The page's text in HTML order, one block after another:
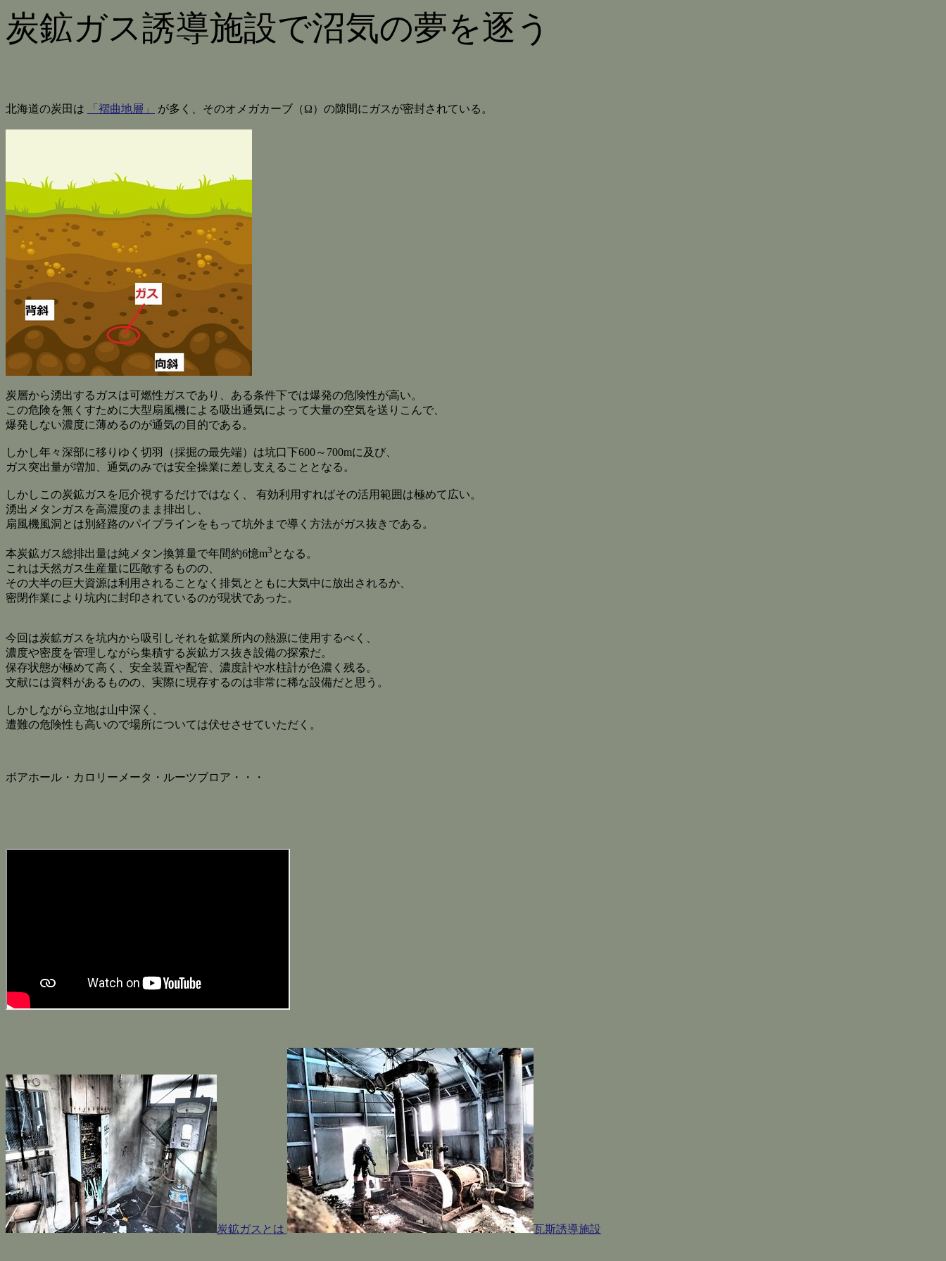
炭鉱ガス誘導施設で沼気の夢を逐う
北海道の炭田は 「褶曲地層」 が多く、そのオメガカーブ（Ω）の隙間にガスが密封されている。
炭層から湧出するガスは可燃性ガスであり、ある条件下では爆発の危険性が高い。
この危険を無くすために大型扇風機による吸出通気によって大量の空気を送りこんで、
爆発しない濃度に薄めるのが通気の目的である。
しかし年々深部に移りゆく切羽（採掘の最先端）は坑口下600～700mに及び、
ガス突出量が増加、通気のみでは安全操業に差し支えることとなる。
しかしこの炭鉱ガスを厄介視するだけではなく、 有効利用すればその活用範囲は極めて広い。
湧出メタンガスを高濃度のまま排出し、
扇風機風洞とは別経路のパイプラインをもって坑外まで導く方法がガス抜きである。
本炭鉱ガス総排出量は純メタン換算量で年間約6憶m3 となる。
これは天然ガス生産量に匹敵するものの、
その大半の巨大資源は利用されることなく排気とともに大気中に放出されるか、
密閉作業により坑内に封印されているのが現状であった。
今回は炭鉱ガスを坑内から吸引しそれを鉱業所内の熱源に使用するべく、
濃度や密度を管理しながら集積する炭鉱ガス抜き設備の探索だ。
保存状態が極めて高く、安全装置や配管、濃度計や水柱計が色濃く残る。
文献には資料があるものの、実際に現存するのは非常に稀な設備だと思う。
しかしながら立地は山中深く、
遭難の危険性も高いので場所については伏せさせていただく。
ボアホール・カロリーメータ・ルーツブロア・・・
炭鉱ガスとは 瓦斯誘導施設